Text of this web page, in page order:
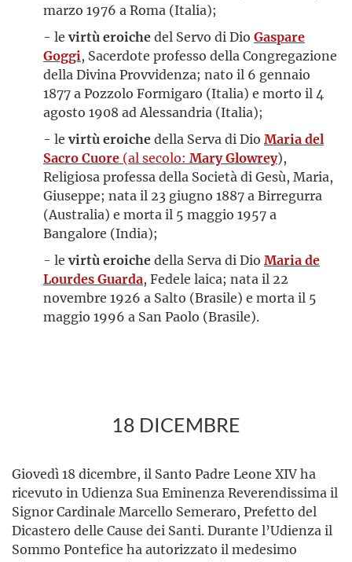
marzo 1976 a Roma (Italia);
- le virtù eroichedel Servo di Dio Gaspare
Goggi, Sacerdote professo della Congregazione
della Divina Provvidenza; nato il 6 gennaio
1877 a Pozzolo Formigaro (Italia) e morto il 4
agosto 1908 ad Alessandria (Italia);
- le virtù eroichedella Serva di Dio Maria del
Sacro Cuore (al secolo: Mary Glowrey),
Religiosa professa della Società di Gesù, Maria,
Giuseppe; nata il 23 giugno 1887 a Birregurra
(Australia) e morta il 5 maggio 1957 a
Bangalore (India);
- le virtù eroichedella Serva di Dio Maria de
Lourdes Guarda, Fedele laica; nata il 22
novembre 1926 a Salto (Brasile) e morta il 5
maggio 1996 a San Paolo (Brasile).
18 DICEMBRE
Giovedì 18 dicembre, il Santo Padre Leone XIV ha
ricevuto in Udienza Sua Eminenza Reverendissima il
Signor Cardinale Marcello Semeraro, Prefetto del
Dicastero delle Cause dei Santi. Durante l’Udienza il
Sommo Pontefice ha autorizzato il medesimo